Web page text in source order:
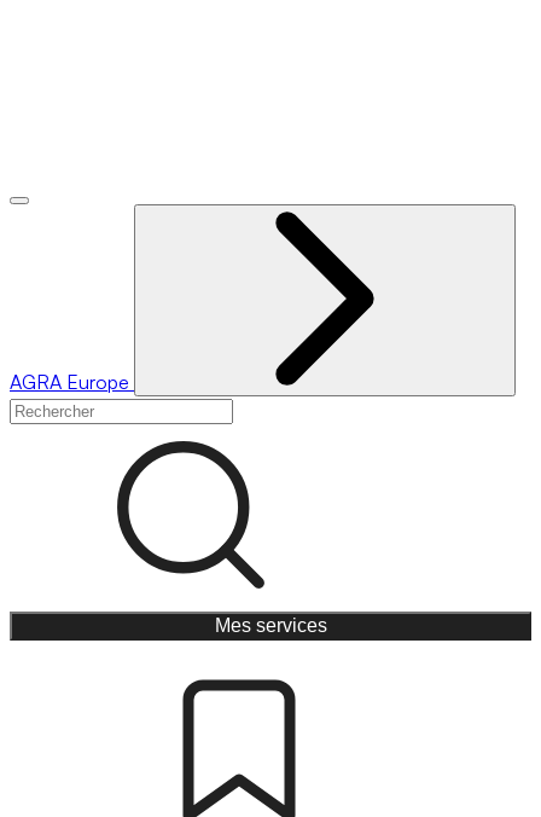
AGRA Europe
Mes services